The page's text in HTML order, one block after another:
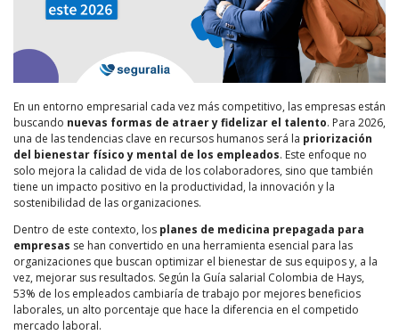
En un entorno empresarial cada vez más competitivo, las empresas están
buscando nuevas formas de atraer y fidelizar el talento. Para 2026,
una de las tendencias clave en recursos humanos será la priorización
del bienestar físico y mental de los empleados. Este enfoque no
solo mejora la calidad de vida de los colaboradores, sino que también
tiene un impacto positivo en la productividad, la innovación y la
sostenibilidad de las organizaciones.
Dentro de este contexto, los planes de medicina prepagada para
empresas se han convertido en una herramienta esencial para las
organizaciones que buscan optimizar el bienestar de sus equipos y, a la
vez, mejorar sus resultados. Según la Guía salarial Colombia de Hays,
53% de los empleados cambiaría de trabajo por mejores beneficios
laborales, un alto porcentaje que hace la diferencia en el competido
mercado laboral.